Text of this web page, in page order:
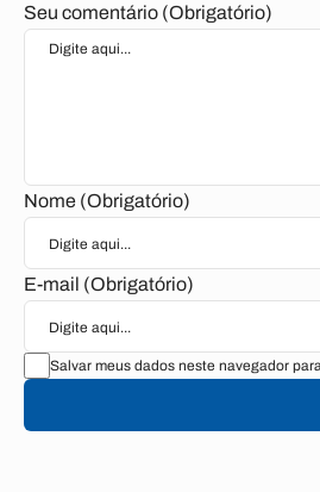
Seu comentário (Obrigatório)
Nome (Obrigatório)
E-mail (Obrigatório)
Salvar meus dados neste navegador